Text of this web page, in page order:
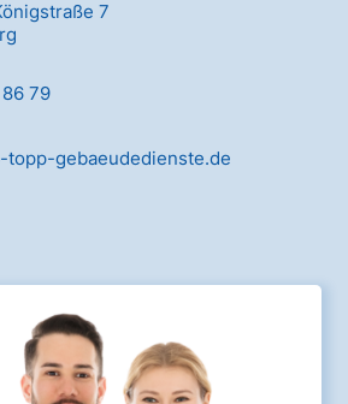
7
79
topp-gebaeudedienste.de